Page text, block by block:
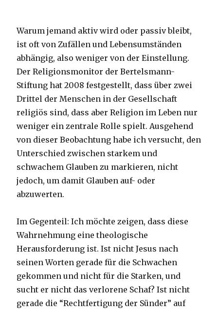
Warum jemand aktiv wird oder passiv bleibt,
ist oft von Zufällen und Lebensumständen
abhängig, also weniger von der Einstellung.
Der Religionsmonitor der Bertelsmann-
Stiftung hat 2008 festgestellt, dass über zwei
Drittel der Menschen in der Gesellschaft
religiös sind, dass aber Religion im Leben nur
weniger ein zentrale Rolle spielt. Ausgehend
von dieser Beobachtung habe ich versucht, den
Unterschied zwischen starkem und
schwachem Glauben zu markieren, nicht
jedoch, um damit Glauben auf- oder
abzuwerten.
Im Gegenteil: Ich möchte zeigen, dass diese
Wahrnehmung eine theologische
Herausforderung ist. Ist nicht Jesus nach
seinen Worten gerade für die Schwachen
gekommen und nicht für die Starken, und
sucht er nicht das verlorene Schaf? Ist nicht
gerade die “Rechtfertigung der Sünder” auf